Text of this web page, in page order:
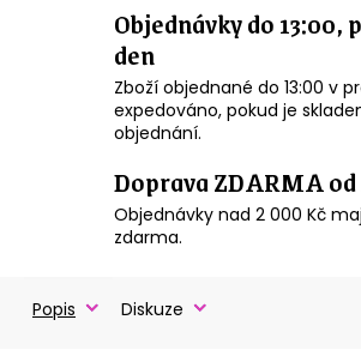
Objednávky do
den
Zboží objednané do 13:00 v
expedováno, pokud je
objednání.
Doprava ZDARMA
Objednávky nad 2 000 Kč
zdarma.
Popis Diskuze